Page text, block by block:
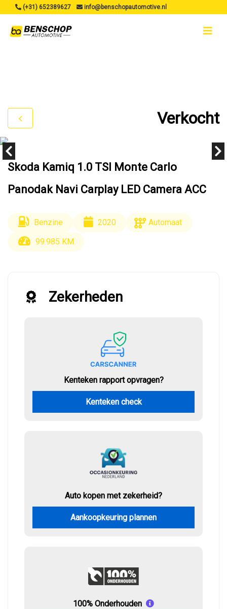
(+31) 652389627 info@benschopautomotive.nl
Verkocht
Skoda Kamiq 1.0 TSI Monte Carlo
Panodak Navi Carplay LED Camera ACC
Benzine 2020
Automaat
99.985 KM
Zekerheden
Kenteken rapport opvragen?
Kenteken check
Auto kopen met zekerheid?
Aankoopkeuring plannen
100% Onderhouden